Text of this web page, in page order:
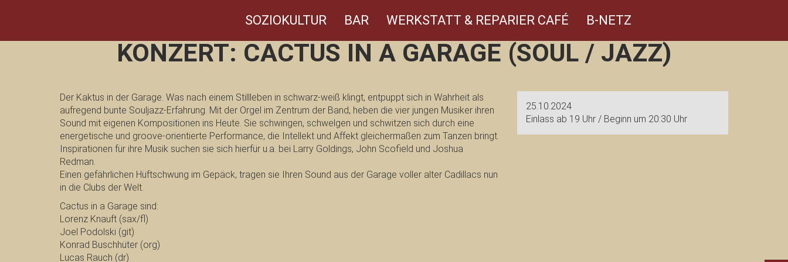
SOZIOKULTUR BAR WERKSTATT & REPARIER CAFÉ B-NETZ
KONZERT: CACTUS IN A GARAGE (SOUL / JAZZ)
Der Kaktus in der Garage. Was nach einem Stillleben in schwarz-weiß klingt, entpuppt sich in Wahrheit als
aufregend bunte Souljazz-Erfahrung. Mit der Orgel im Zentrum der Band, heben die vier jungen Musiker ihren
Sound mit eigenen Kompositionen ins Heute. Sie schwingen, schwelgen und schwitzen sich durch eine
energetische und groove-orientierte Performance, die Intellekt und Affekt gleichermaßen zum Tanzen bringt.
Inspirationen für ihre Musik suchen sie sich hierfür u.a. bei Larry Goldings, John Scofield und Joshua
Redman.
Einen gefährlichen Hüftschwung im Gepäck, tragen sie Ihren Sound aus der Garage voller alter Cadillacs nun
in die Clubs der Welt.
Cactus in a Garage sind:
Lorenz Knauft (sax/fl)
Joel Podolski (git)
Konrad Buschhüter (org)
Lucas Rauch (dr)
25.10.2024
Einlass ab 19 Uhr / Beginn um 20:30 Uhr